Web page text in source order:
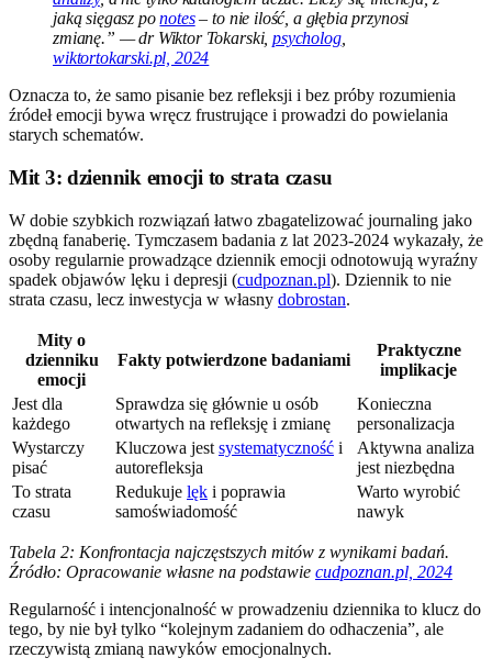
jaką sięgasz ponotes– to nie ilość, a głębia przynosi
zmianę.” — dr Wiktor Tokarski,psycholog,
wiktortokarski.pl, 2024
Oznacza to, że samo pisanie bez refleksji i bez próby rozumienia
źródeł emocji bywa wręcz frustrujące i prowadzi do powielania
starych schematów.
Mit 3: dziennik emocji to strata czasu
W dobie szybkich rozwiązań łatwo zbagatelizować journaling jako
zbędną fanaberię. Tymczasem badania z lat 2023-2024 wykazały, że
osoby regularnie prowadzące dziennik emocji odnotowują wyraźny
spadek objawów lęku i depresji (cudpoznan.pl). Dziennik to nie
strata czasu, lecz inwestycja w własny dobrostan.
Mity o
dzienniku
emocji
Fakty potwierdzone badaniami
Praktyczne
implikacje
Jest dla
każdego
Sprawdza się głównie u osób
otwartych na refleksję i zmianę
Konieczna
personalizacja
Wystarczy
pisać
Kluczowa jest systematyczność i
autorefleksja
Aktywna analiza
jest niezbędna
To strata
czasu
Redukuje lęk i poprawia
samoświadomość
Warto wyrobić
nawyk
Tabela 2: Konfrontacja najczęstszych mitów z wynikami badań.
Źródło: Opracowanie własne na podstawie cudpoznan.pl, 2024
Regularność i intencjonalność w prowadzeniu dziennika to klucz do
tego, by nie był tylko “kolejnym zadaniem do odhaczenia”, ale
rzeczywistą zmianą nawyków emocjonalnych.